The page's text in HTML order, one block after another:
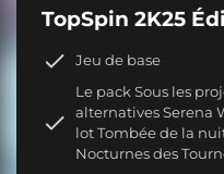
TopSpin 2K25
Jeu de base
Le pack Sous les
alternatives Serena
lot Tombée de la
Nocturnes des